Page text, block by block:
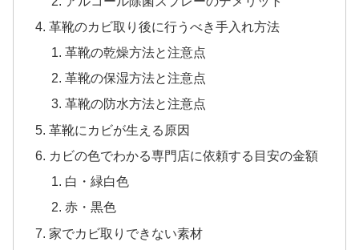
革靴のカビ取り後に行うべき手入れ方法
革靴の乾燥方法と注意点
革靴の保湿方法と注意点
革靴の防水方法と注意点
革靴にカビが生える原因
カビの色でわかる専門店に依頼する目安の金額
白・緑白色
赤・黒色
家でカビ取りできない素材